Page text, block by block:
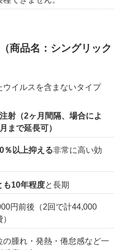
商品名：シングリック
イルスを含まないタイプ
射（2ヶ月間隔、場合によ
まで延長可）
％以上抑える非常に高い効
も10年程度と長期
円前後（2回で計44,000
の腫れ・発熱・倦怠感など一